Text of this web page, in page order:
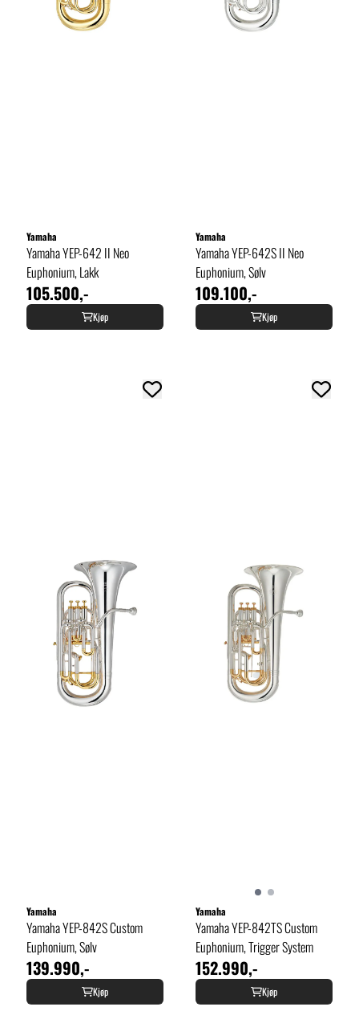
Yamaha
Yamaha YEP-642 II Neo
Euphonium, Lakk
105.500,-
Kjøp
Yamaha
Yamaha YEP-642S II Neo
Euphonium, Sølv
109.100,-
Kjøp
Yamaha
Yamaha YEP-842S Custom
Euphonium, Sølv
139.990,-
Kjøp
Yamaha
Yamaha YEP-842TS Custom
Euphonium, Trigger System
152.990,-
Kjøp